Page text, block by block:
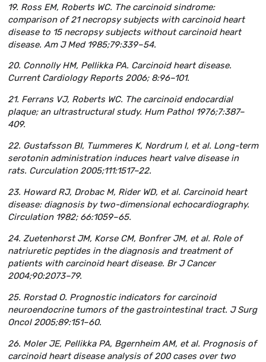
19. Ross EM, Roberts WC. The carcinoid sindrome:
comparison of 21 necropsy subjects with carcinoid heart
disease to 15 necropsy subjects without carcinoid heart
disease. Am J Med 1985;79:339–54.
20. Connolly HM, Pellikka PA. Carcinoid heart disease.
Current Cardiology Reports 2006; 8:96–101.
21. Ferrans VJ, Roberts WC. The carcinoid endocardial
plaque; an ultrastructural study. Hum Pathol 1976;7:387–
409.
22. Gustafsson BI, Tшmmerеs K, Nordrum I, et al. Long-term
serotonin administration induces heart valve disease in
rats. Curculation 2005;111:1517–22.
23. Howard RJ, Drobac M, Rider WD, et al. Carcinoid heart
disease: diagnosis by two-dimensional echocardiography.
Circulation 1982; 66:1059–65.
24. Zuetenhorst JM, Korse CM, Bonfrer JM, et al. Role of
natriuretic peptides in the diagnosis and treatment of
patients with carcinoid heart disease. Br J Cancer
2004;90:2073–79.
25. Rorstad O. Prognostic indicators for carcinoid
neuroendocrine tumors of the gastrointestinal tract. J Surg
Oncol 2005;89:151–60.
26. Moler JE, Pellikka PA, Bgernheim AM, et al. Prognosis of
carcinoid heart disease analysis of 200 cases over two